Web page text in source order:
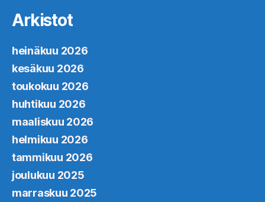
Arkistot
heinäkuu 2026
kesäkuu 2026
toukokuu 2026
huhtikuu 2026
maaliskuu 2026
helmikuu 2026
tammikuu 2026
joulukuu 2025
marraskuu 2025